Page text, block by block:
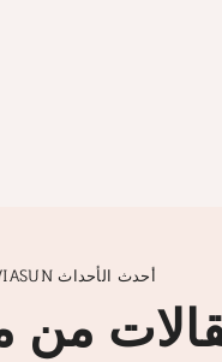
VIASUN أحدث الأحداث
من